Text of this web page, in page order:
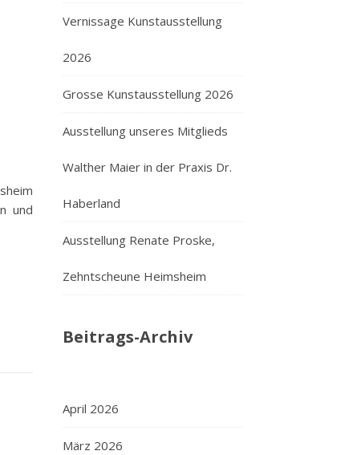
und
Vernissage Kunstausstellung
2026
Grosse Kunstausstellung 2026
Ausstellung unseres Mitglieds
Walther Maier in der Praxis Dr.
Haberland
Ausstellung Renate Proske,
Zehntscheune Heimsheim
Beitrags-Archiv
April 2026
März 2026